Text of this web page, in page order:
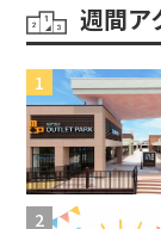
週間ア